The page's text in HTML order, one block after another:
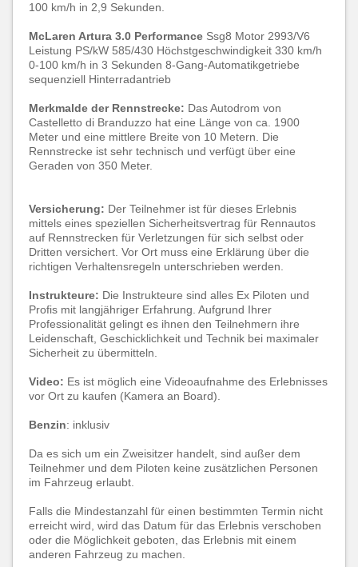
100 km/h in 2,9 Sekunden.
McLaren Artura 3.0 Performance Ssg8 Motor 2993/V6
Leistung PS/kW 585/430 Höchstgeschwindigkeit 330 km/h
0-100 km/h in 3 Sekunden 8-Gang-Automatikgetriebe
sequenziell Hinterradantrieb
Merkmalde der Rennstrecke: DasAutodrom von
Castelletto di Branduzzo hat eine Länge von ca. 1900
Meter und eine mittlere Breite von 10 Metern. Die
Rennstrecke ist sehr technisch und verfügt über eine
Geraden von 350 Meter.
Versicherung: Der Teilnehmer ist für dieses Erlebnis
mittels eines speziellen Sicherheitsvertrag für Rennautos
auf Rennstrecken für Verletzungen für sich selbst oder
Dritten versichert. Vor Ort muss eine Erklärung über die
richtigen Verhaltensregeln unterschrieben werden.
Instrukteure: Die Instrukteure sind alles Ex Piloten und
Profis mit langjähriger Erfahrung. Aufgrund Ihrer
Professionalität gelingt es ihnen den Teilnehmern ihre
Leidenschaft, Geschicklichkeit und Technik bei maximaler
Sicherheit zu übermitteln.
Video: Es ist möglich eine Videoaufnahme des Erlebnisses
vor Ort zu kaufen (Kamera an Board).
Benzin: inklusiv
Da es sich um ein Zweisitzer handelt, sind außer dem
Teilnehmer und dem Piloten keine zusätzlichen Personen
im Fahrzeug erlaubt.
Falls die Mindestanzahl für einen bestimmten Termin nicht
erreicht wird, wird das Datum für das Erlebnis verschoben
oder die Möglichkeit geboten, das Erlebnis mit einem
anderen Fahrzeug zu machen.